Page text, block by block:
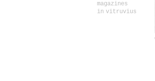
magazines
in vitruvius